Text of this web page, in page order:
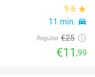
9.6 star
11 min. directions_car
Regulier €25
€11 ,99